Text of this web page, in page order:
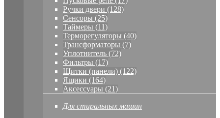
Ручки двери (128)
Сенсоры (25)
Таймеры (11)
Терморегуляторы (40)
Трансформаторы (7)
Уплотнитель (72)
Фильтры (17)
Щитки (панели) (122)
Ящики (164)
Аксессуары (21)
Для стиральных машин